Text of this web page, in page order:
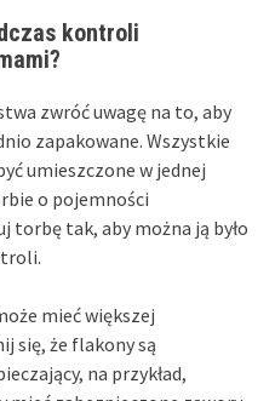
kontroli
zwróć uwagę na to, aby
zapakowane. Wszystkie
umieszczone w jednej
o pojemności
tak, aby można ją było
mieć większej
się, że flakony są
na przykład,